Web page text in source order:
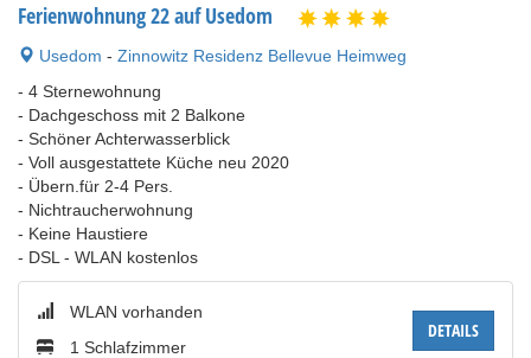
Ferienwohnung 22 auf Usedom
Usedom - Zinnowitz Residenz Bellevue Heimweg
- 4 Sternewohnung
- Dachgeschoss mit 2 Balkone
- Schöner Achterwasserblick
- Voll ausgestattete Küche neu 2020
- Übern.für 2-4 Pers.
- Nichtraucherwohnung
- Keine Haustiere
- DSL - WLAN kostenlos
DETAILS
WLAN vorhanden
1 Schlafzimmer